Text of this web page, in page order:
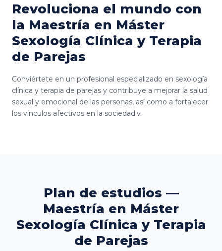
Revoluciona el mundo con
la Maestría en Máster
Sexología Clínica y Terapia
de Parejas
Conviértete en un profesional especializado en sexología
clínica y terapia de parejas y contribuye a mejorar la salud
sexual y emocional de las personas, así como a fortalecer
los vínculos afectivos en la sociedad.v
Plan de estudios —
Maestría en Máster
Sexología Clínica y Terapia
de Parejas